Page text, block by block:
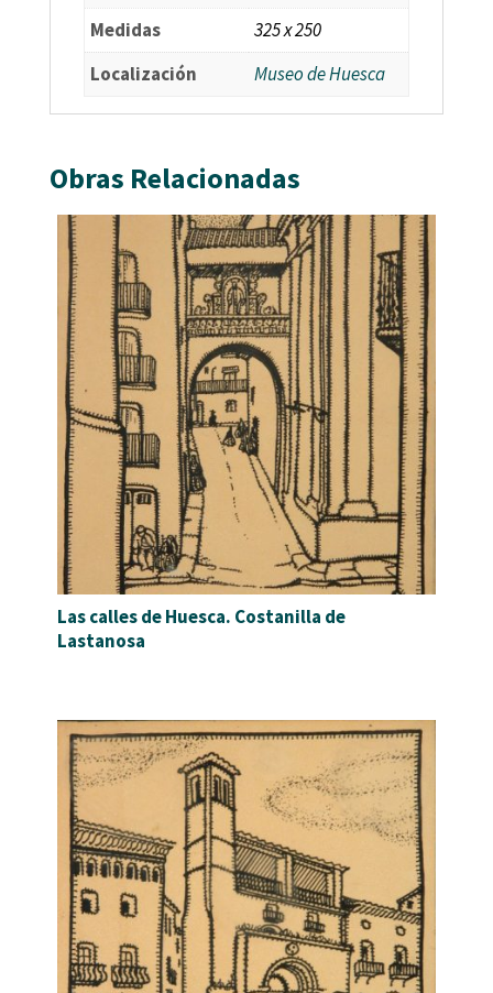
Medidas
325 x 250
Localización
Museo de Huesca
Obras Relacionadas
Las calles de Huesca. Costanilla de
Lastanosa